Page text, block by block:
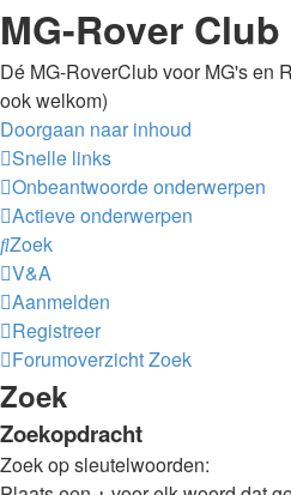
MG-Rover
Dé MG-RoverClub voor MG's en
ook welkom)
Doorgaan naar inhoud
Snelle links
Onbeantwoorde onderwerpen
Actieve onderwerpen
Zoek
V&A
Aanmelden
Registreer
ForumoverzichtZoek
Zoek
Zoekopdracht
Zoek op sleutelwoorden: